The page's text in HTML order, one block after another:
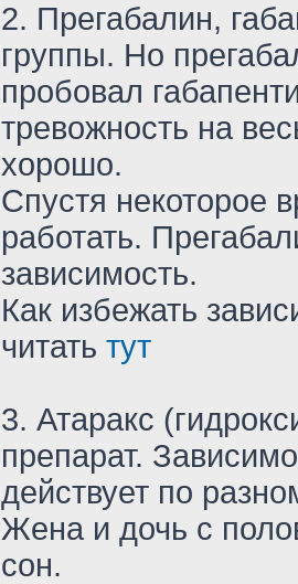
2. Прегабалин,
группы. Но
пробовал
тревожность на
хорошо.
Спустя некоторое
работать.
зависимость.
Как избежать
читать тут
3. Атаракс
препарат.
действует по
Жена и дочь с
сон.